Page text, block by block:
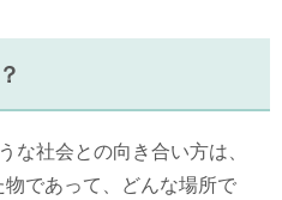
社会との向き合い方は、
であって、どんな場所で